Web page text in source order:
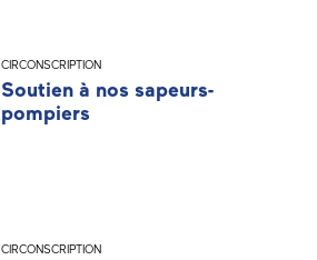
CIRCONSCRIPTION
Soutien à nos sapeurs-
pompiers
CIRCONSCRIPTION